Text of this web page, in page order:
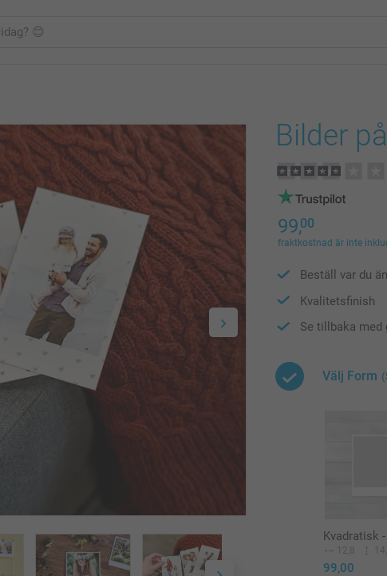
Bilder
99,00
fraktkostnad är inte
Beställ var du
Kvalitetsfinish
Se tillbaka med
Välj Form
Kvadratisk
12,8
99,00